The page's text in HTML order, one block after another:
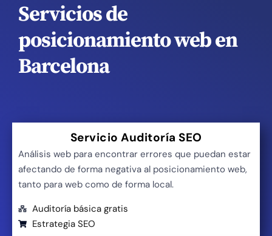
Servicios de
posicionamiento web en
Barcelona
Servicio Auditoría SEO
Análisis web para encontrar errores que puedan estar
afectando de forma negativa al posicionamiento web,
tanto para web como de forma local.
Auditoría básica gratis
Estrategia SEO